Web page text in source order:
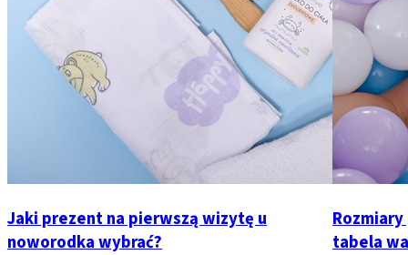
Jaki prezent na pierwszą wizytę u
noworodka wybrać?
tabela